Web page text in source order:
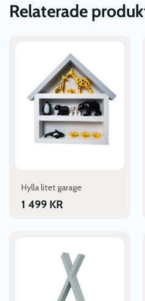
Relaterade
Hylla litet garage
1 499 KR